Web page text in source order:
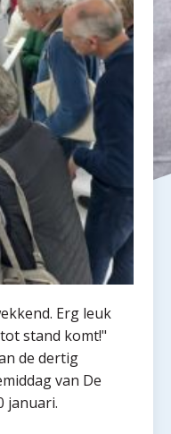
Erg leuk
stand komt!"
de dertig
van De
januari.